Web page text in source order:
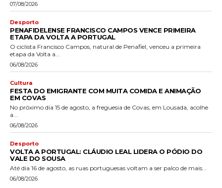
07/08/2026
Desporto
PENAFIDELENSE FRANCISCO CAMPOS VENCE PRIMEIRA
ETAPA DA VOLTA A PORTUGAL
O ciclista Francisco Campos, natural de Penafiel, venceu a primeira
etapa da Volta a...
06/08/2026
Cultura
FESTA DO EMIGRANTE COM MUITA COMIDA E ANIMAÇÃO
EM COVAS
No próximo dia 15 de agosto, a freguesia de Covas, em Lousada, acolhe
a...
06/08/2026
Desporto
VOLTA A PORTUGAL: CLÁUDIO LEAL LIDERA O PÓDIO DO
VALE DO SOUSA
Até dia 16 de agosto, as ruas portuguesas voltam a ser palco de mais...
06/08/2026